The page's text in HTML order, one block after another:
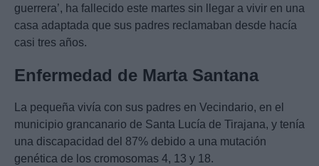
guerrera’, ha fallecido este martes sin llegar a vivir en una
casa adaptada que sus padres reclamaban desde hacía
casi tres años.
Enfermedad de Marta Santana
La pequeña vivía con sus padres en Vecindario, en el
municipio grancanario de Santa Lucía de Tirajana, y tenía
una discapacidad del 87% debido a una mutación
genética de los cromosomas 4, 13 y 18.